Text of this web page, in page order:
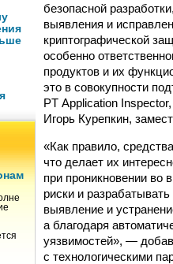
безопасной
выявления и
криптографической
особенно
продуктов и их
это в совокупности
PT Application
Игорь Курепкин,
«Как правило,
что делает их
при проникновении во
риски и
выявление и
а благодаря
уязвимостей», —
с технологическими